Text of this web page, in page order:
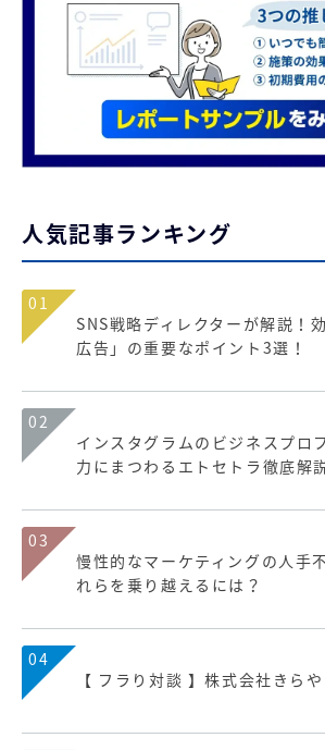
人気記事ランキング
01
SNS戦略ディレクターが解説！
広告」の重要なポイント3選！
02
インスタグラムのビジネスプロ
力にまつわるエトセトラ徹底解
03
慢性的なマーケティングの人手
れらを乗り越えるには？
04
【 フラり対談 】株式会社きら